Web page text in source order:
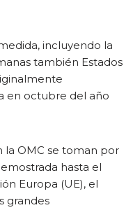
incluyendo la
también Estados
en octubre del año
la OMC se toman por
hasta el
Europa (UE), el
grandes